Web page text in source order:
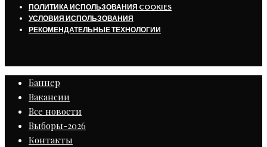
ПОЛИТИКА ИСПОЛЬЗОВАНИЯ COOKIES
УСЛОВИЯ ИСПОЛЬЗОВАНИЯ
РЕКОМЕНДАТЕЛЬНЫЕ ТЕХНОЛОГИИ
Баннер
Вакансии
Все новости
Выборы-2026
Контакты